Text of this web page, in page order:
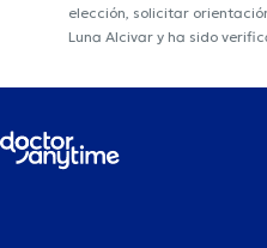
elección, solicitar
Luna Alcivar y ha sido